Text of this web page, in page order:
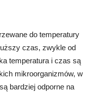
do temperatury
czas, zwykle od
temperatura i czas są
mikroorganizmów, w
bardziej odporne na